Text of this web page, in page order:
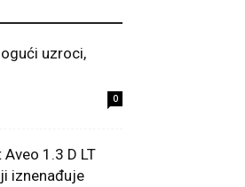
uzroci,
0
1.3 D LT
iznenađuje